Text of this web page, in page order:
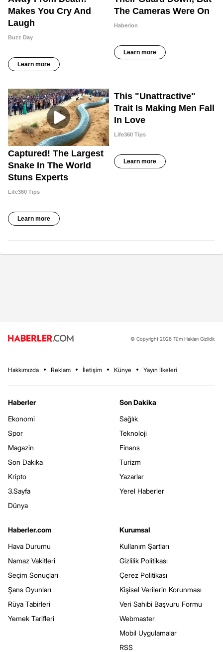
© Copyright 2026 Tüm Hakları Gizlidir.
Hakkımızda Reklam İletişim Künye Yayın İlkeleri
Haberler
Ekonomi
Spor
Magazin
Son Dakika
Kripto
3.Sayfa
Dünya
Son Dakika
Sağlık
Teknoloji
Finans
Turizm
Yazarlar
Yerel Haberler
Haberler.com
Hava Durumu
Namaz Vakitleri
Seçim Sonuçları
Şans Oyunları
Rüya Tabirleri
Yemek Tarifleri
Kurumsal
Kullanım Şartları
Gizlilik Politikası
Çerez Politikası
Kişisel Verilerin Korunması
Veri Sahibi Başvuru Formu
Webmaster
Mobil Uygulamalar
RSS